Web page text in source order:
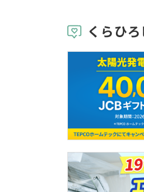
くらひ